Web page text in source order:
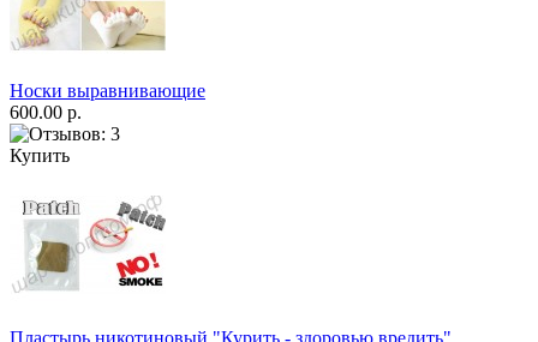
Носки выравнивающие
600.00 р.
Купить